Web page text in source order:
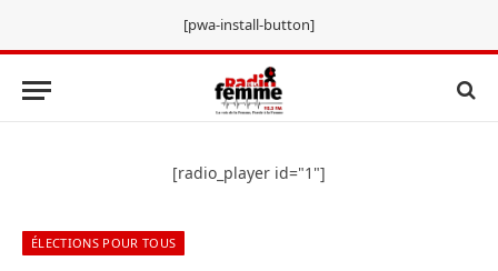
[pwa-install-button]
[radio_player id="1"]
ÉLECTIONS POUR TOUS